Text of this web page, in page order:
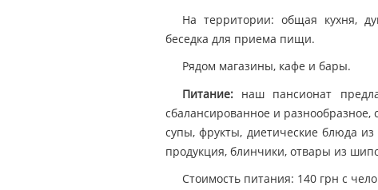
На территории: общая кухня,
беседка для приема пищи.
Рядом магазины, кафе и бары.
Питание: наш пансионат
сбалансированное и
супы, фрукты, диетические блюда
продукция, блинчики, отвары из
Стоимость питания: 140 грн с